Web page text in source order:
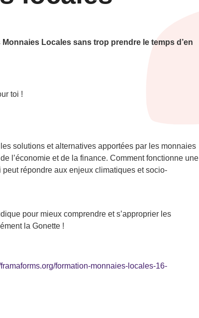
Locales sans trop prendre le temps d’en
toi !
solutions et alternatives apportées par les monnaies
l’économie et de la finance. Comment fonctionne une
répondre aux enjeux climatiques et socio-
pour mieux comprendre et s’approprier les
la Gonette !
framaforms.org/formation-monnaies-locales-16-